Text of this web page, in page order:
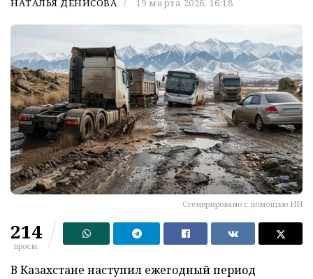
Сгенерировано с помощью ИИ
214
просм.
В Казахстане наступил ежегодный период